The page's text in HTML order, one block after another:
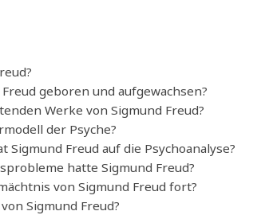
geboren und aufgewachsen?
Werke von Sigmund Freud?
der Psyche?
Sigmund Freud auf die Psychoanalyse?
hatte Sigmund Freud?
von Sigmund Freud fort?
Sigmund Freud?